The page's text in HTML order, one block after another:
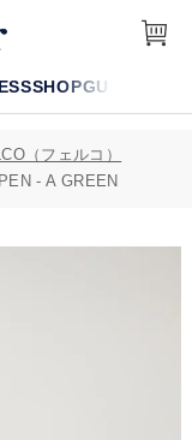
SHOPGUIDE
（フェルコ）
- A GREEN